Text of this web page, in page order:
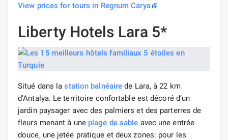
View prices for tours in Regnum Carya
Liberty Hotels Lara 5*
Situé dans lastation balnéaire de Lara, à 22 km
d’Antalya. Le territoire confortable est décoré d’un
jardin paysager avec des palmiers et des parterres de
fleurs menant à une plage de sable avec une entrée
douce, une jetée pratique et deux zones: pour les